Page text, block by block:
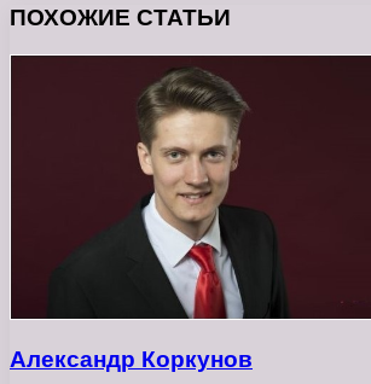
ПОХОЖИЕ СТАТЬИ
Александр Коркунов